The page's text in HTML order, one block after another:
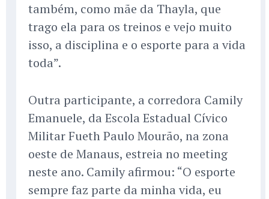
também, como mãe da Thayla, que
trago ela para os treinos e vejo muito
isso, a disciplina e o esporte para a vida
toda”.
Outra participante, a corredora Camily
Emanuele, da Escola Estadual Cívico
Militar Fueth Paulo Mourão, na zona
oeste de Manaus, estreia no meeting
neste ano. Camily afirmou: “O esporte
sempre faz parte da minha vida, eu